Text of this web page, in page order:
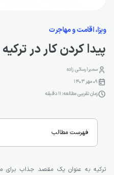
ویزا، اقامت و مهاجرت
پیدا کردن کار در ترکیه
سمیرا رسائی زاده
09 مهر 1403
زمان تقریبی مطالعه: 11 دقیقه
فهرست مطالب
ترکیه به عنوان یک مقصد جذاب برای